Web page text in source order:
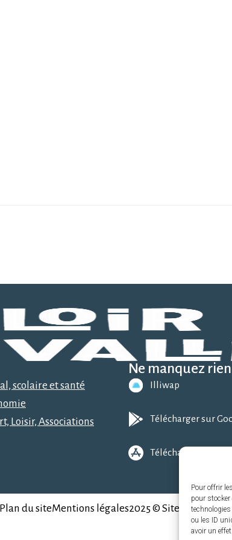
Pour offrir
pour
ou les ID
avoir un
scolaire et santé
Loisir, Associations
Ne manquez
Illiwap
Télécharger sur
Télécharger sur
Plan du siteMentions légales2025 © Site & GRU